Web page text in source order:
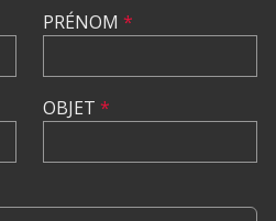
PRÉNOM *
OBJET *